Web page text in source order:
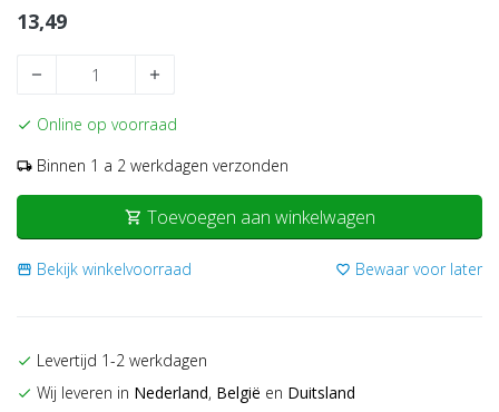
13,49
remove add
check Online op voorraad
local_shipping Binnen 1 a 2 werkdagen verzonden
shopping_cart Toevoegen aan winkelwagen
storefront Bekijk winkelvoorraad favorite_border Bewaar voor later
check Levertijd 1-2 werkdagen
check Wij leveren in Nederland, België en Duitsland